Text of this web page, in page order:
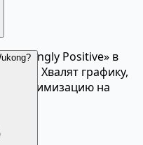
Positive» в
Хвалят графику,
оптимизацию на